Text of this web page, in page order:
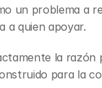
un problema a
a quien apoyar.
la razón
para la